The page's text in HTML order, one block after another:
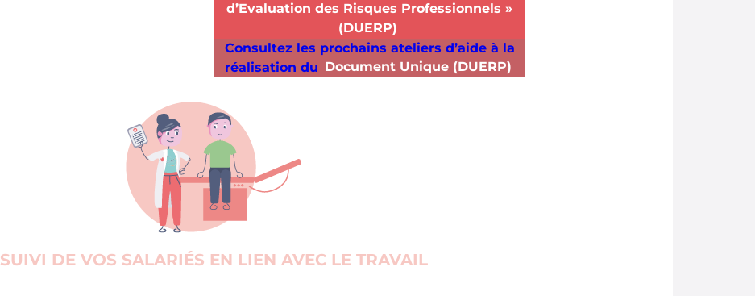
d’Evaluation des Risques Professionnels »
(DUERP)
Consultez les prochains ateliers d’aide à la
réalisation du Document Unique (DUERP)
SUIVI DE VOS SALARIÉS EN LIEN AVEC LE TRAVAIL